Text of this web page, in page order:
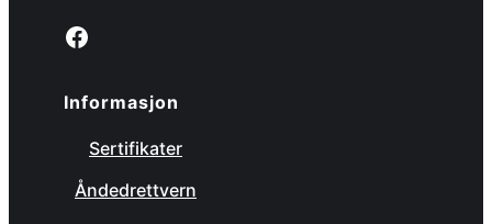
Link to facebook page
Informasjon
Sertifikater
Åndedrettvern